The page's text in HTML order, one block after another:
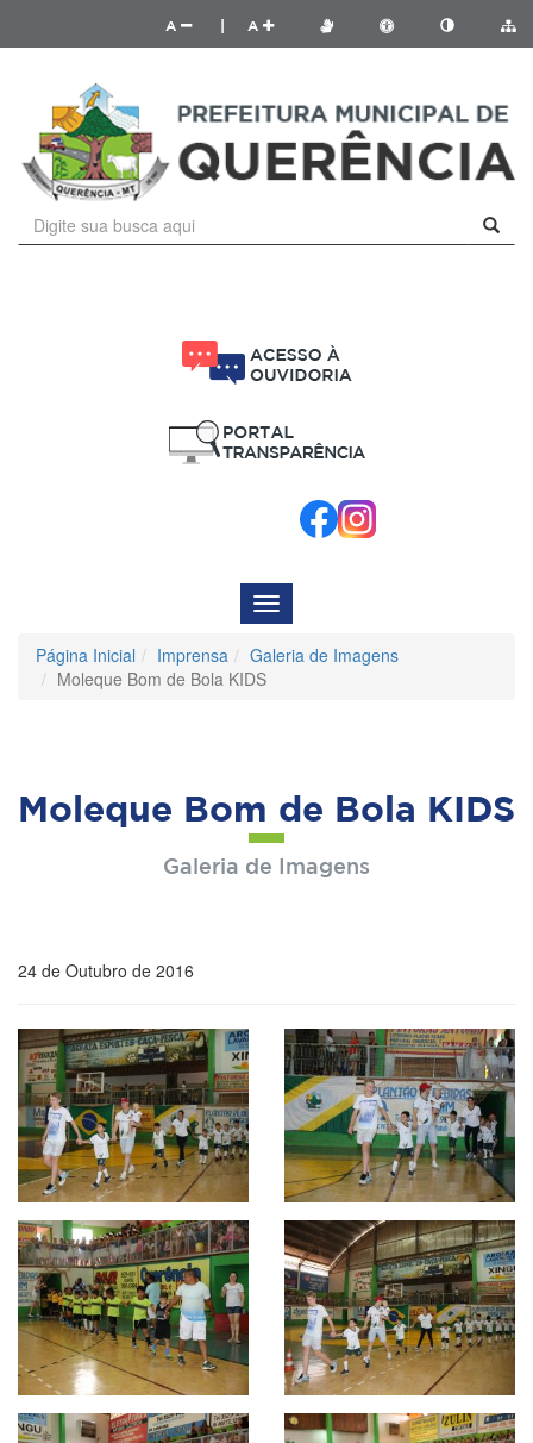
A A
Menu
de
Navegação
Página Inicial Imprensa
Galeria de Imagens
Moleque Bom de Bola KIDS
Moleque Bom de Bola KIDS
Galeria de Imagens
24 de Outubro de 2016